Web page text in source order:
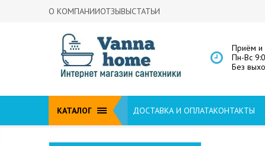
О КОМПАНИИОТЗЫВЫСТАТЬИ
Приём и
Пн-Вс
Без
КАТАЛОГ ДОСТАВКА И ОПЛАТАКОНТАКТЫ